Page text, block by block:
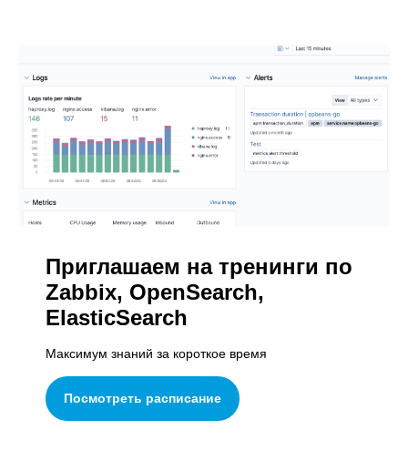
Приглашаем на тренинги по
Zabbix, OpenSearch,
ElasticSearch
Максимум знаний за короткое время
Посмотреть расписание